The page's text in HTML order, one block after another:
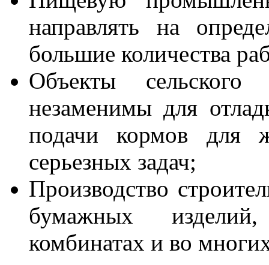
направлять на
большие количества
Объекты сельского
незаменимы для
подачи кормов для
серьезных задач;
Производство
бумажных
комбинатах и во